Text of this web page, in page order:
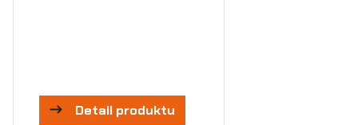
Detail produktu